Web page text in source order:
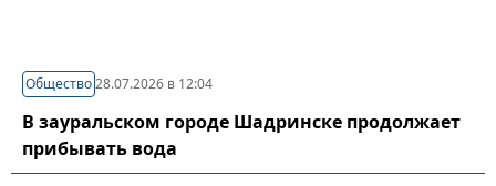
Общество28.07.2026 в 12:04
В зауральском городе Шадринске продолжает
прибывать вода